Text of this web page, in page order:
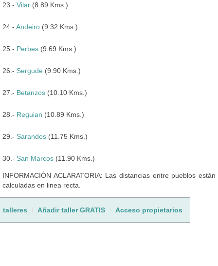
23.- Vilar (8.89 Kms.)
24.- Andeiro (9.32 Kms.)
25.- Perbes (9.69 Kms.)
26.- Sergude (9.90 Kms.)
27.- Betanzos (10.10 Kms.)
28.- Reguian (10.89 Kms.)
29.- Sarandos (11.75 Kms.)
30.- San Marcos (11.90 Kms.)
INFORMACIÓN ACLARATORIA: Las distancias entre pueblos están
calculadas en linea recta.
talleres Añadir taller GRATIS Acceso propietarios